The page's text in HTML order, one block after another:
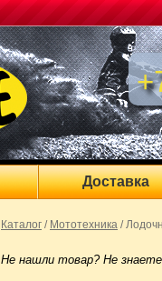
Доставка
Каталог / Мототехника /
Не нашли товар? Не